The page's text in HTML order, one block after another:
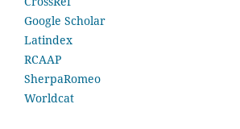
Google Scholar
Latindex
RCAAP
SherpaRomeo
Worldcat